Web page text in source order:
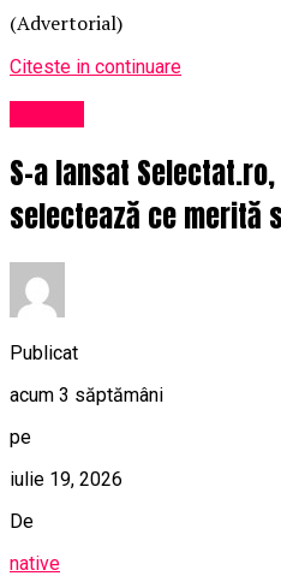
(Advertorial)
Citeste in continuare
S-a lansat
selectează ce merită
Publicat
acum 3 săptămâni
pe
iulie 19, 2026
De
native